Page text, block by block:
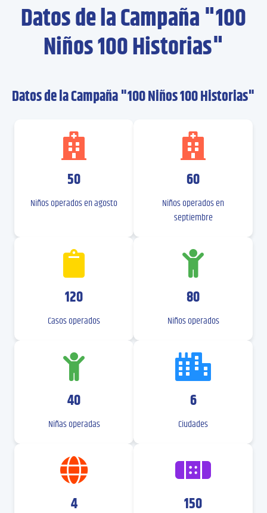
Datos de la Campaña "100
Niños 100 Historias"
Datos de la Campaña "100 Niños 100 Historias"
50
Niños operados en agosto
60
Niños operados en
septiembre
120
Casos operados
80
Niños operados
40
Niñas operadas
6
Ciudades
4 150